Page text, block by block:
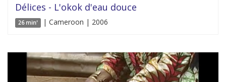
Délices - L'okok d'eau douce
26 min' | Cameroon | 2006